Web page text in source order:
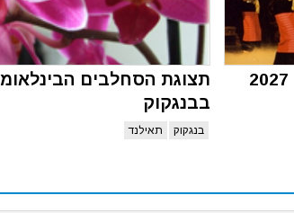
תצוגת הסחלבים
בבנגקוק
בנגקוק תאילנד